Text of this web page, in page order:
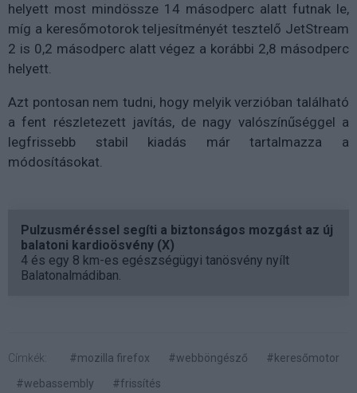
helyett most mindössze 14 másodperc alatt futnak le,
míg a keresőmotorok teljesítményét tesztelő JetStream
2 is 0,2 másodperc alatt végez a korábbi 2,8 másodperc
helyett.
Azt pontosan nem tudni, hogy melyik verzióban található
a fent részletezett javítás, de nagy valószínűséggel a
legfrissebb stabil kiadás már tartalmazza a
módosításokat.
Pulzusméréssel segíti a biztonságos mozgást az új
balatoni kardioösvény (X)
4 és egy 8 km-es egészségügyi tanösvény nyílt
Balatonalmádiban.
Címkék: #mozilla firefox #webböngésző
#keresőmotor
#webassembly
#frissítés